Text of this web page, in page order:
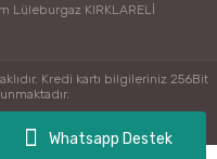
Whatsapp Destek
Lüleburgaz KIRKLARELİ
Kredi kartı bilgileriniz 256Bit